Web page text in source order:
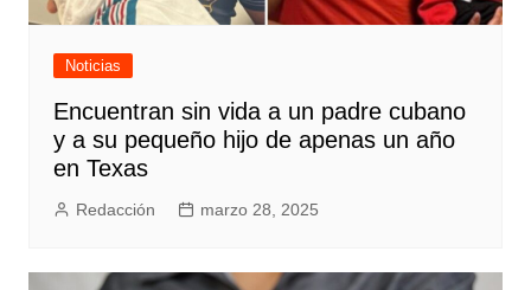
Noticias
Encuentran sin vida a un padre cubano
y a su pequeño hijo de apenas un año
en Texas
Redacción marzo 28, 2025